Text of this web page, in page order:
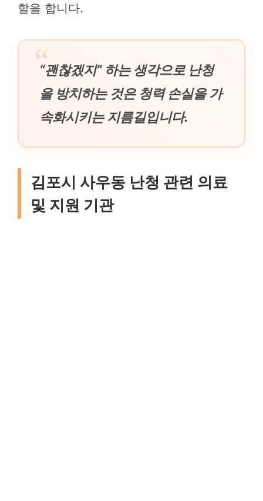
할을 합니다.
“괜찮겠지” 하는 생각으로 난청
을 방치하는 것은 청력 손실을 가
속화시키는 지름길입니다.
김포시 사우동 난청 관련 의료
및 지원 기관